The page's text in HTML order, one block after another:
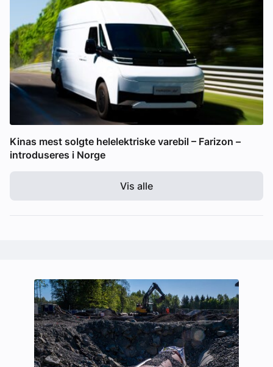
Kinas mest solgte helelektriske varebil – Farizon –
introduseres i Norge
Vis alle